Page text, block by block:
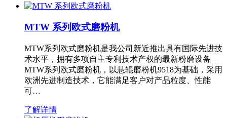
MTW 系列欧式磨粉机
MTW系列欧式磨粉机是我公司新近推出具有国际先进技
术水平，拥有多项自主专利技术产权的最新粉磨设备—
MTW系列欧式磨粉机，以悬辊磨粉机9518为基础，采用
欧洲先进制造技术，它能满足客户对产品粒度、性能
可…
了解详情